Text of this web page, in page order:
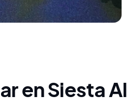
en Siesta AI